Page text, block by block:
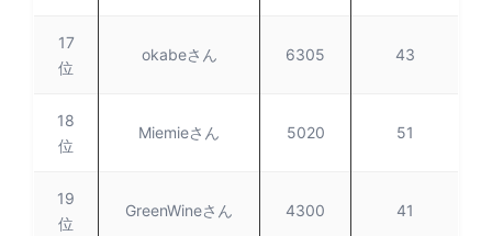
17
位
okabeさん 6305 43
18
位
Miemieさん 5020 51
19
位
GreenWineさん 4300 41